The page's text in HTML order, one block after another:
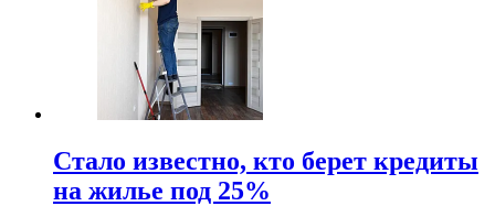
Стало известно, кто берет кредиты
на жилье под 25%